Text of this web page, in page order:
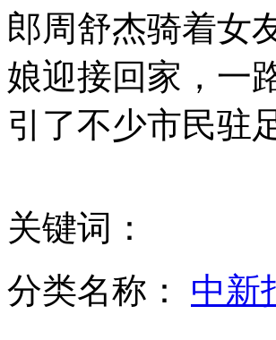
安倍施政演讲惜字如金 大幅“缩水”
中段反导拦截俱乐部门槛为何如此之
中国宣布反导成功 外媒称堪比原子弹
专家：中段反导拦截比反卫星技术更
郎周舒杰骑着女
娘迎接回家，一
引了不少市民驻
关键词：
分类名称： 中新